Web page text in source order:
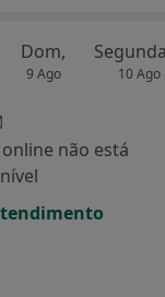
Dom,
9 Ago 10 Ago
não está